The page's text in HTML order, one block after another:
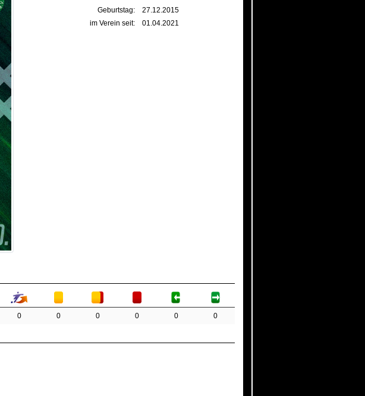
Geburtstag:
27.12.2015
im Verein seit:
01.04.2021
0 0 0 0 0 0